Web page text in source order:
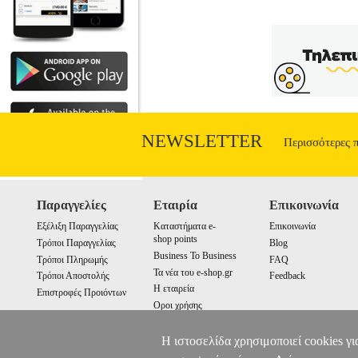
NEWSLETTER
Παραγγελίες
Εξέλιξη Παραγγελίας
Τρόποι Παραγγελίας
Τρόποι Πληρωμής
Τρόποι Αποστολής
Επιστροφές Προιόντων
Εταιρία
Καταστήματα e-
shop points
Business To Business
Τα νέα του e-shop.gr
Η εταιρεία
Οροι χρήσης
Επικοινωνία
Επικοινωνία
Blog
FAQ
Feedback
Η ιστοσελίδα χρησιμοποιεί cookies